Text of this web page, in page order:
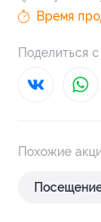
Время
Поделиться
Похожие